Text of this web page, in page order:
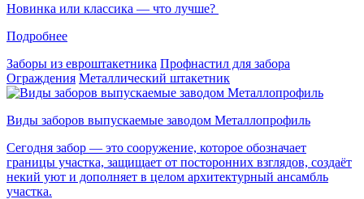
Новинка или классика — что лучше?
Подробнее
Заборы из евроштакетника Профнастил для забора
Ограждения Металлический штакетник
Виды заборов выпускаемые заводом Металлопрофиль
Сегодня забор — это сооружение, которое обозначает
границы участка, защищает от посторонних взглядов, создаёт
некий уют и дополняет в целом архитектурный ансамбль
участка.